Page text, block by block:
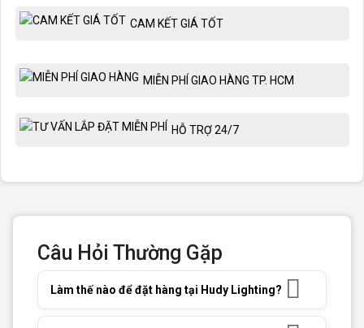
CAM KẾT GIÁ TỐT
MIỄN PHÍ GIAO HÀNG TP. HCM
HỖ TRỢ 24/7
Câu Hỏi Thường Gặp
Làm thế nào để đặt hàng tại Hudy Lighting?